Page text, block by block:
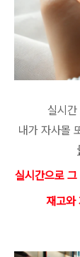
실시
내가 자사몰
실시간으로
재고와